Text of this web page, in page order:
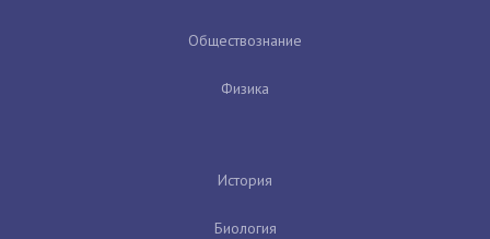
Обществознание
Физика
История
Биология